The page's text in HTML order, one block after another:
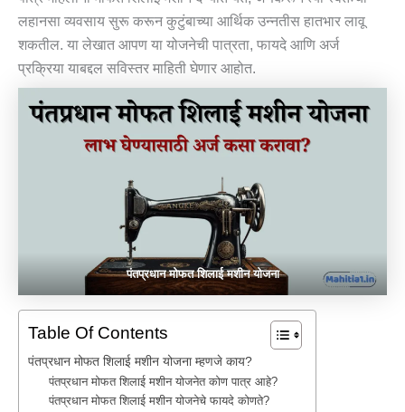
लहानसा व्यवसाय सुरू करून कुटुंबाच्या आर्थिक उन्नतीस हातभार लावू
शकतील. या लेखात आपण या योजनेची पात्रता, फायदे आणि अर्ज
प्रक्रिया याबद्दल सविस्तर माहिती घेणार आहोत.
पंतप्रधान मोफत शिलाई मशीन योजना
Table Of Contents
पंतप्रधान मोफत शिलाई मशीन योजना म्हणजे काय?
पंतप्रधान मोफत शिलाई मशीन योजनेत कोण पात्र आहे?
पंतप्रधान मोफत शिलाई मशीन योजनेचे फायदे कोणते?